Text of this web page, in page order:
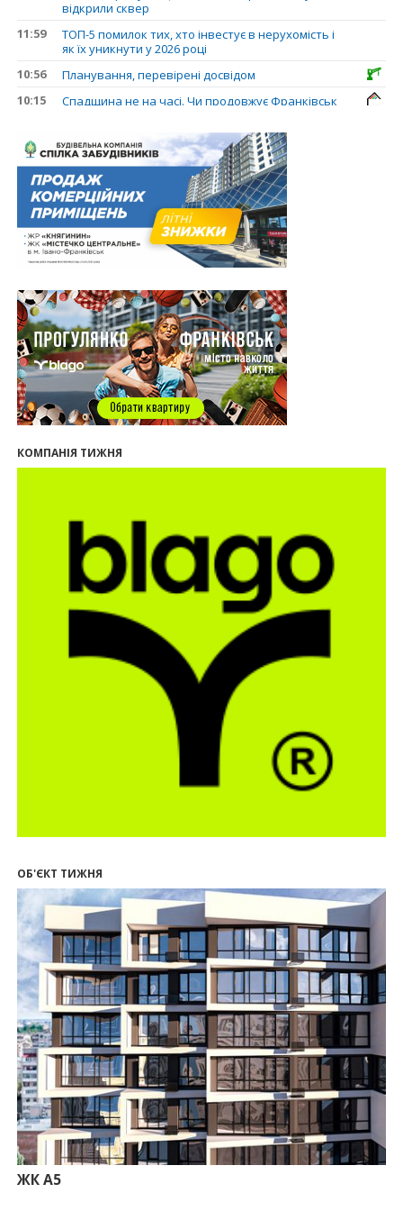
відкрили сквер
11:59
ТОП-5 помилок тих, хто інвестує в нерухомість і
як їх уникнути у 2026 році
10:56
Планування, перевірені досвідом
10:15
Спадщина не на часі. Чи продовжує Франківськ
31.07.2026
13:35
У Франківську анонсували новий житловий
масив «Надрічний»
30.07.2026
15:01
Ринок житла зміщується на захід: Франківськ —
серед лідерів за зростанням цін на новобудови
Панчишин про спадщину, забудову та
майбутнє міста
29.07.2026
13:31
Спадщина не на часі. Чи продовжує Франківськ
втрачати пам’ятки?
12:26
В Івано-Франківську розпочали будівництво
нового житлового масиву «Надрічний»
фахівців ринку нерухомості та девелоперів
для Івано-Франківська
Поліція затримала банду, яка привласнили
квартири у Києві та Франківську на понад 2,6
млн гривень
22.07.2026
Літо вигідних інвестицій: комерційні
приміщення зі знижками
21.07.2026
Як вибрати кольори для кухні у 2026 році
20.07.2026
У Поляниці та Франківську прокуратура стягує
понад 13 млн грн пайових внесків
17.07.2026
Введено в експлуатацію першу секцію ЖК
SKYGARDEN
11:50
Ведення фасадних робіт у 36 корпусі ЖР
“Княгинин”
09:24
Новобудови Франківська стрімко дорожчають:
скільки в середньому коштує квадратний метр
15.07.2026
12:06
На Франківщині житло за «єОселею» дешевше
на 21%
13.07.2026
10:56
У Франківську не знайшлося охочих купити
офісний комплекс збанкрутілої компанії з групи
«Приват»
09:25
Податок на нерухомість з 1 липня: як дізнатися
суму і правильно сплатити кошти
КОМПАНІЯ ТИЖНЯ
ОБ'ЄКТ ТИЖНЯ
ЖК А5